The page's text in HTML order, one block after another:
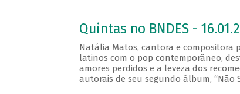
Quintas no BNDES -
Natália Matos, cantora e compositora
latinos com o pop contemporâneo,
amores perdidos e a leveza dos
autorais de seu segundo álbum, “Não